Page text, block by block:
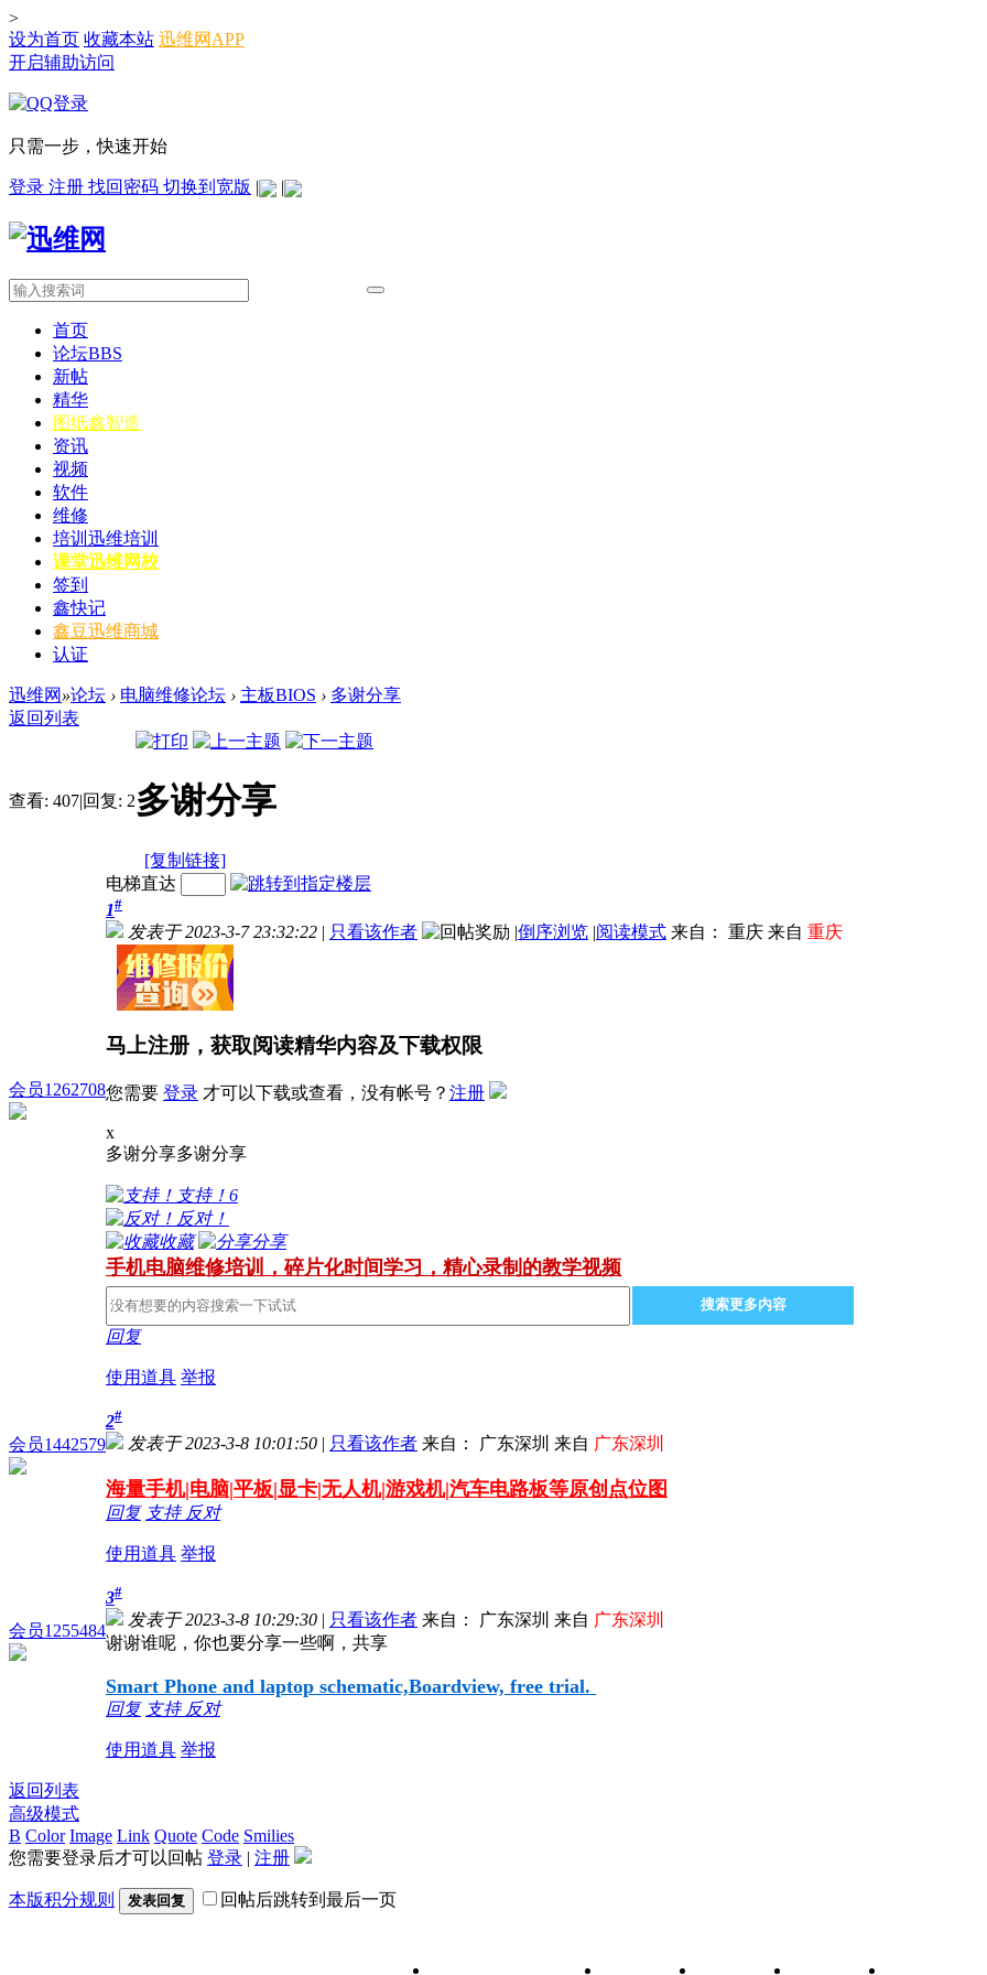
>
设为首页 收藏本站 迅维网APP
开启辅助访问
只需一步，快速开始
登录 注册 找回密码 切换到宽版 | |
首页
论坛BBS
新帖
精华
图纸鑫智造
资讯
视频
软件
维修
培训 迅维培训
课堂迅维网校
签到
鑫快记
鑫豆迅维商城
认证
迅维网 »论坛 › 电脑维修论坛 › 主板BIOS › 多谢分享
返回列表
查看: 407|回复: 2多谢分享
[复制链接]
会员1262708
电梯直达
1#
发表于 2023-3-7 23:32:22 | 只看该作者 |倒序浏览 |阅读模式 来自： 重庆 来自 重庆
马上注册，获取阅读精华内容及下载权限
您需要 登录 才可以下载或查看，没有帐号？ 注册
x
多谢分享多谢分享
支持！ 6
反对！
收藏
分享
手机电脑维修培训，碎片化时间学习，精心录制的教学视频
搜索更多内容
回复
使用道具 举报
会员1442579
2#
发表于 2023-3-8 10:01:50 | 只看该作者 来自： 广东深圳 来自 广东深圳
海量手机|电脑|平板|显卡|无人机|游戏机|汽车电路板等原创点位图
回复 支持 反对
使用道具 举报
会员1255484
3#
发表于 2023-3-8 10:29:30 | 只看该作者 来自： 广东深圳 来自 广东深圳
谢谢谁呢，你也要分享一些啊，共享
Smart Phone and laptop schematic,Boardview, free trial.
回复 支持 反对
使用道具 举报
返回列表
高级模式
B Color Image Link Quote Code Smilies
您需要登录后才可以回帖 登录 | 注册
本版积分规则 发表回复 回帖后跳转到最后一页